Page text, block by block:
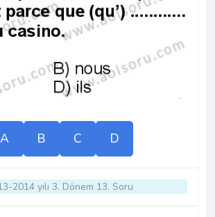
A B C D
2014 yılı 3. Dönem 13. Soru